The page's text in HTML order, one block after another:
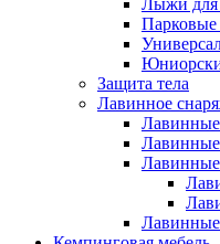
Лыжи для
Защита тела
Лавинное
Лавинные